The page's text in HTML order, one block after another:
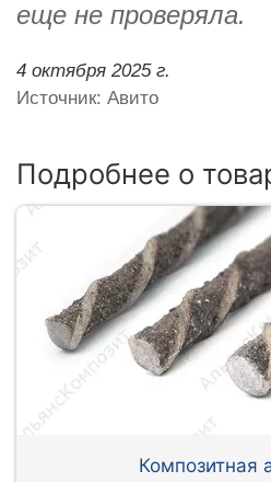
еще не проверяла.
4 октября 2025 г.
Источник: Авито
Подробнее о
Композитная